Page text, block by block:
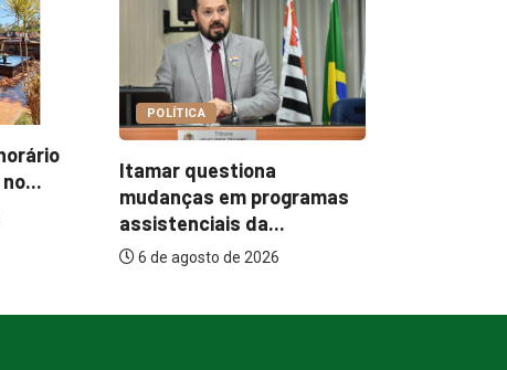
COTIDIANO
Abordagem social à
população em situação
de...
6 de agosto de 2026